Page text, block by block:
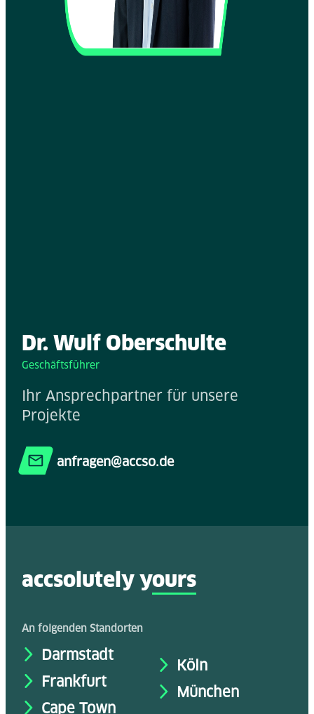
Dr. Wulf Oberschulte
Geschäftsführer
Ihr Ansprechpartner für unsere
Projekte
anfragen@accso.de
accsolutely yours
An folgenden Standorten
Darmstadt
Frankfurt
Cape Town
Köln
München